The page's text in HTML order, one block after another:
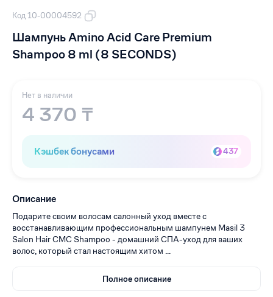
Код 10-00004592
Шампунь Amino Acid Care Premium
Shampoo 8 ml (8 SECONDS)
Нет в наличии
4 370 ₸
Кэшбек бонусами 437
Описание
Подарите своим волосам салонный уход вместе с
восстанавливающим профессиональным шампунем Masil 3
Salon Hair CMC Shampoo - домашний СПА-уход для ваших
волос, который стал настоящим хитом ...
Полное описание